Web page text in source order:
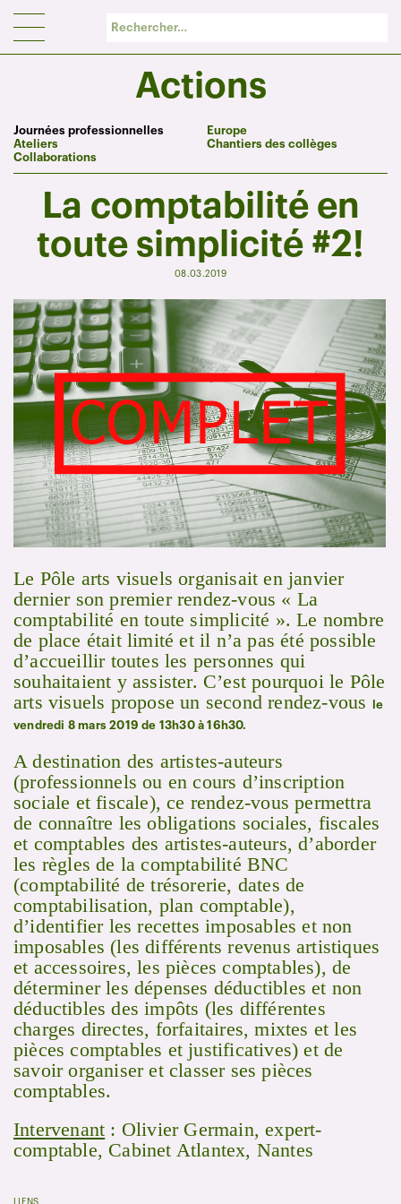
Actions
Journées professionnelles
Ateliers
Collaborations
Europe
Chantiers des collèges
La comptabilité en
toute simplicité #2!
08.03.2019
Le Pôle arts visuels organisait en janvier
dernier son premier rendez-vous « La
comptabilité en toute simplicité ». Le nombre
de place était limité et il n’a pas été possible
d’accueillir toutes les personnes qui
souhaitaient y assister. C’est pourquoi le Pôle
arts visuels propose un second rendez-vous
le
vendredi 8 mars 2019 de 13h30 à 16h30.
A destination des artistes-auteurs
(professionnels ou en cours d’inscription
sociale et fiscale), ce rendez-vous permettra
de connaître les obligations sociales, fiscales
et comptables des artistes-auteurs, d’aborder
les règles de la comptabilité BNC
(comptabilité de trésorerie, dates de
comptabilisation, plan comptable),
d’identifier les recettes imposables et non
imposables (les différents revenus artistiques
et accessoires, les pièces comptables), de
déterminer les dépenses déductibles et non
déductibles des impôts (les différentes
charges directes, forfaitaires, mixtes et les
pièces comptables et justificatives) et de
savoir organiser et classer ses pièces
comptables.
Intervenant : Olivier Germain, expert-
comptable, Cabinet Atlantex, Nantes